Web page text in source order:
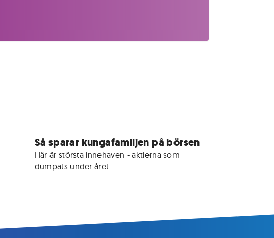
Så sparar kungafamiljen på börsen
Här är största innehaven - aktierna som
dumpats under året